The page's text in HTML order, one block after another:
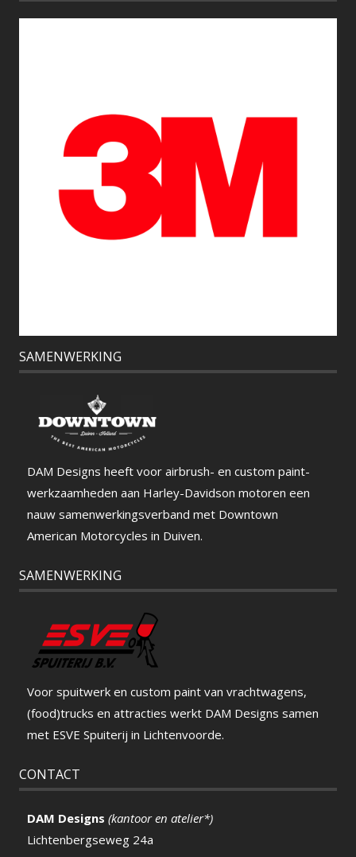
SAMENWERKING
DAM Designs heeft voor airbrush- en custom paint-
werkzaamheden aan Harley-Davidson motoren een
nauw samenwerkingsverband met Downtown
American Motorcycles in Duiven.
SAMENWERKING
Voor spuitwerk en custom paint van vrachtwagens,
(food)trucks en attracties werkt DAM Designs samen
met ESVE Spuiterij in Lichtenvoorde.
CONTACT
DAM Designs (kantoor en atelier*)
Lichtenbergseweg 24a